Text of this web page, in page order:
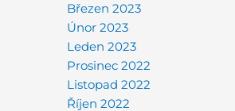
Březen 2023
Únor 2023
Leden 2023
Prosinec 2022
Listopad 2022
Říjen 2022